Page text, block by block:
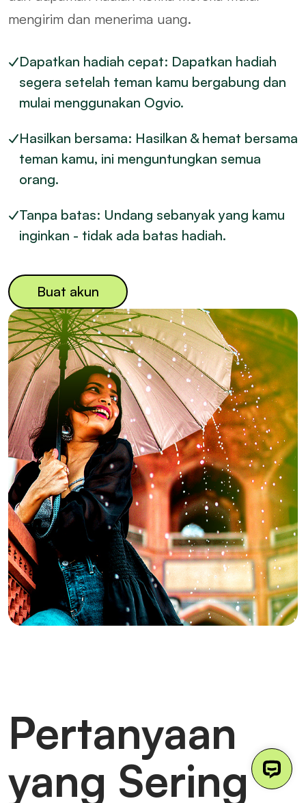
mengirim dan menerima uang.
Dapatkan hadiah cepat: Dapatkan hadiah
segera setelah teman kamu bergabung dan
mulai menggunakan Ogvio.
Hasilkan bersama: Hasilkan & hemat bersama
teman kamu, ini menguntungkan semua
orang.
Tanpa batas: Undang sebanyak yang kamu
inginkan - tidak ada batas hadiah.
Buat akun
Pertanyaan
yang Sering